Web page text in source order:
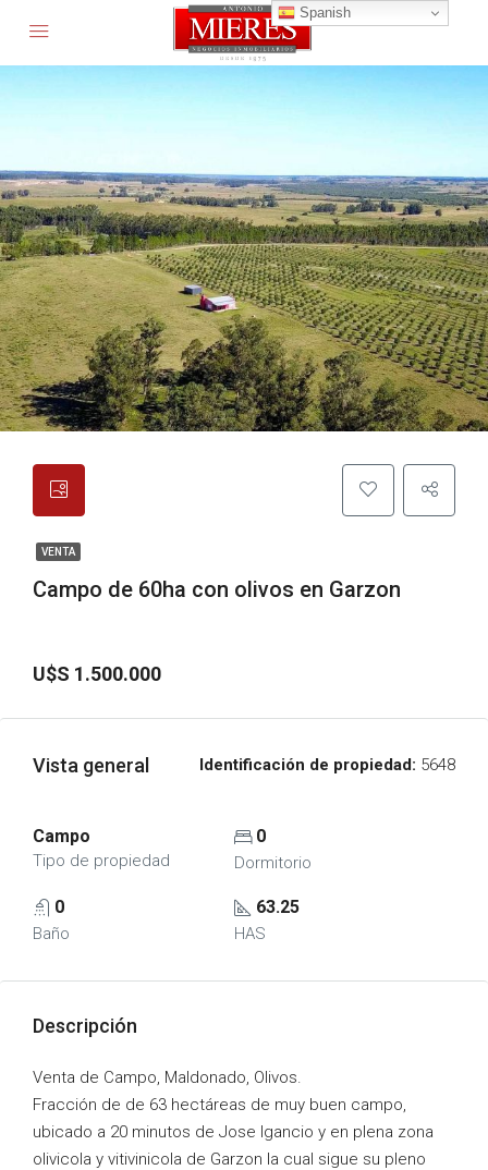
VENTA
Campo de 60ha con olivos en Garzon
U$S 1.500.000
Vista general Identificación de propiedad: 5648
Campo
Tipo de propiedad
0
Dormitorio
0
Baño
63.25
HAS
Descripción
Venta de Campo, Maldonado, Olivos.
Fracción de de 63 hectáreas de muy buen campo,
ubicado a 20 minutos de Jose Igancio y en plena zona
olivicola y vitivinicola de Garzon la cual sigue su pleno
Spanish